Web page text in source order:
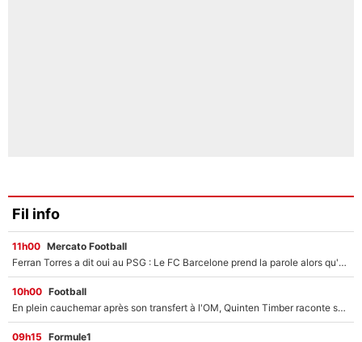
Fil info
11h00 Mercato Football
Ferran Torres a dit oui au PSG : Le FC Barcelone prend la parole alors qu'un transfert de l'attaquant espagnol prend forme
10h00 Football
En plein cauchemar après son transfert à l'OM, Quinten Timber raconte ses doutes après sa signature à Marseille
09h15 Formule1